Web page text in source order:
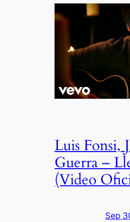
Luis Fonsi,
Guerra –
(Video
Sep